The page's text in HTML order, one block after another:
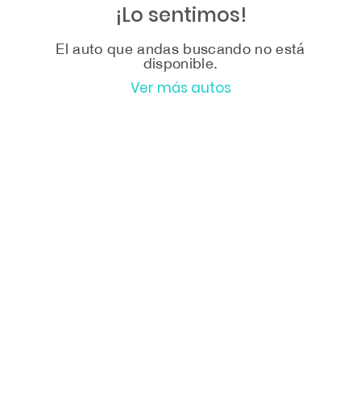
¡Lo sentimos!
El auto que andas buscando no está
disponible.
Ver más autos